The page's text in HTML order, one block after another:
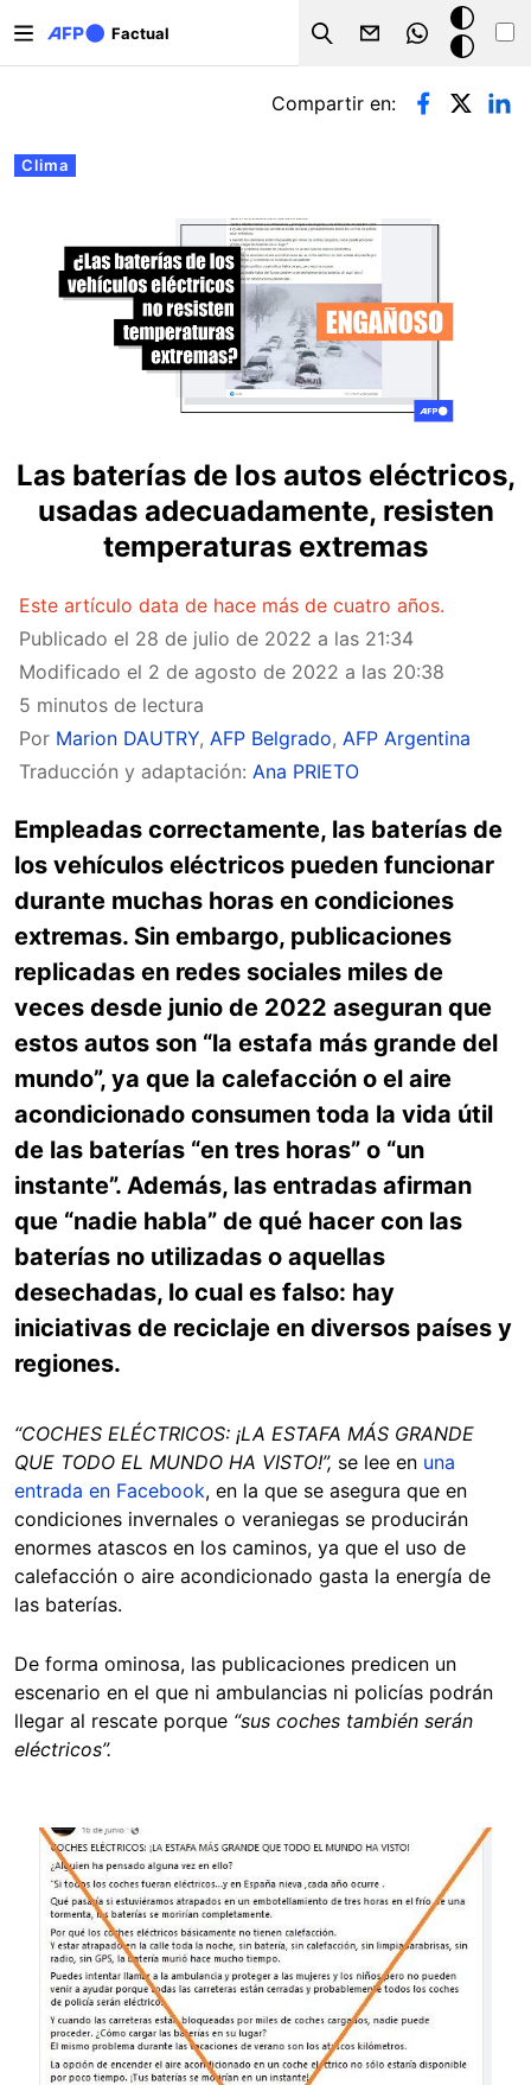
Factual
Search
Modo
oscuro
Solapas principales
Clima
Compartir en:
Las baterías de los autos eléctricos,
usadas adecuadamente, resisten
temperaturas extremas
Este artículo data de hace más de cuatro años.
Publicado el 28 de julio de 2022 a las 21:34
Modificado el 2 de agosto de 2022 a las 20:38
5 minutos de lectura
Por Marion DAUTRY, AFP Belgrado, AFP Argentina
Traducción y adaptación: Ana PRIETO
Empleadas correctamente, las baterías de
los vehículos eléctricos pueden funcionar
durante muchas horas en condiciones
extremas. Sin embargo, publicaciones
replicadas en redes sociales miles de
veces desde junio de 2022 aseguran que
estos autos son “la estafa más grande del
mundo”, ya que la calefacción o el aire
acondicionado consumen toda la vida útil
de las baterías “en tres horas” o “un
instante”. Además, las entradas afirman
que “nadie habla” de qué hacer con las
baterías no utilizadas o aquellas
desechadas, lo cual es falso: hay
iniciativas de reciclaje en diversos países y
regiones.
“COCHES ELÉCTRICOS: ¡LA ESTAFA MÁS GRANDE
QUE TODO EL MUNDO HA VISTO!”, se lee en una
entrada en Facebook, en la que se asegura que en
condiciones invernales o veraniegas se producirán
enormes atascos en los caminos, ya que el uso de
calefacción o aire acondicionado gasta la energía de
las baterías.
De forma ominosa, las publicaciones predicen un
escenario en el que ni ambulancias ni policías podrán
llegar al rescate porque “sus coches también serán
eléctricos”.
Image